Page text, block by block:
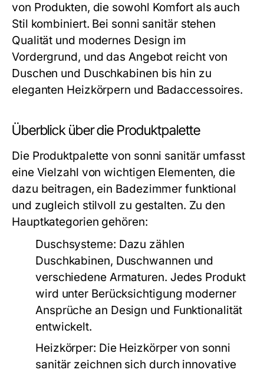
von Produkten, die sowohl Komfort als auch
Stil kombiniert. Bei sonni sanitär stehen
Qualität und modernes Design im
Vordergrund, und das Angebot reicht von
Duschen und Duschkabinen bis hin zu
eleganten Heizkörpern und Badaccessoires.
Überblick über die Produktpalette
Die Produktpalette von sonni sanitär umfasst
eine Vielzahl von wichtigen Elementen, die
dazu beitragen, ein Badezimmer funktional
und zugleich stilvoll zu gestalten. Zu den
Hauptkategorien gehören:
Duschsysteme: Dazu zählen
Duschkabinen, Duschwannen und
verschiedene Armaturen. Jedes Produkt
wird unter Berücksichtigung moderner
Ansprüche an Design und Funktionalität
entwickelt.
Heizkörper: Die Heizkörper von sonni
sanitär zeichnen sich durch innovative